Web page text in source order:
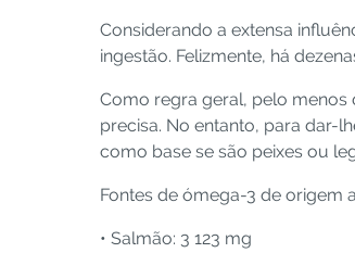
Considerando a extensa
ingestão. Felizmente, há
Como regra geral, pelo menos
precisa. No entanto, para dar-
como base se são peixes ou
Fontes de ómega-3 de origem
• Salmão: 3 123 mg